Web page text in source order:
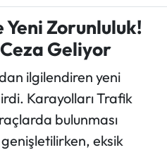
Zorunluluk!
Geliyor
ilgilendiren yeni
Karayolları Trafik
bulunması
eksik